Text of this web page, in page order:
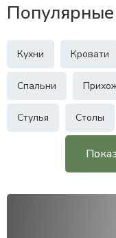
Кухни Кровати
Спальни
Стулья Столы